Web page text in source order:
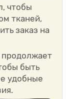
чтобы
тканей,
заказ на
продолжает
быть
удобные